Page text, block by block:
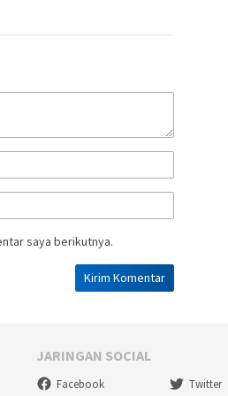
saya berikutnya.
JARINGAN SOCIAL
Facebook Twitter